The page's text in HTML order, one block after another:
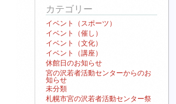
カテゴリー
イベント（スポーツ）
イベント（催し）
イベント（文化）
イベント（講座）
休館日のお知らせ
宮の沢若者活動センターからのお
知らせ
未分類
札幌市宮の沢若者活動センター祭